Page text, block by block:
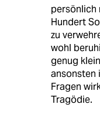
persönlich
Hundert
zu
wohl
genug
ansonsten
Fragen
Tragödie.